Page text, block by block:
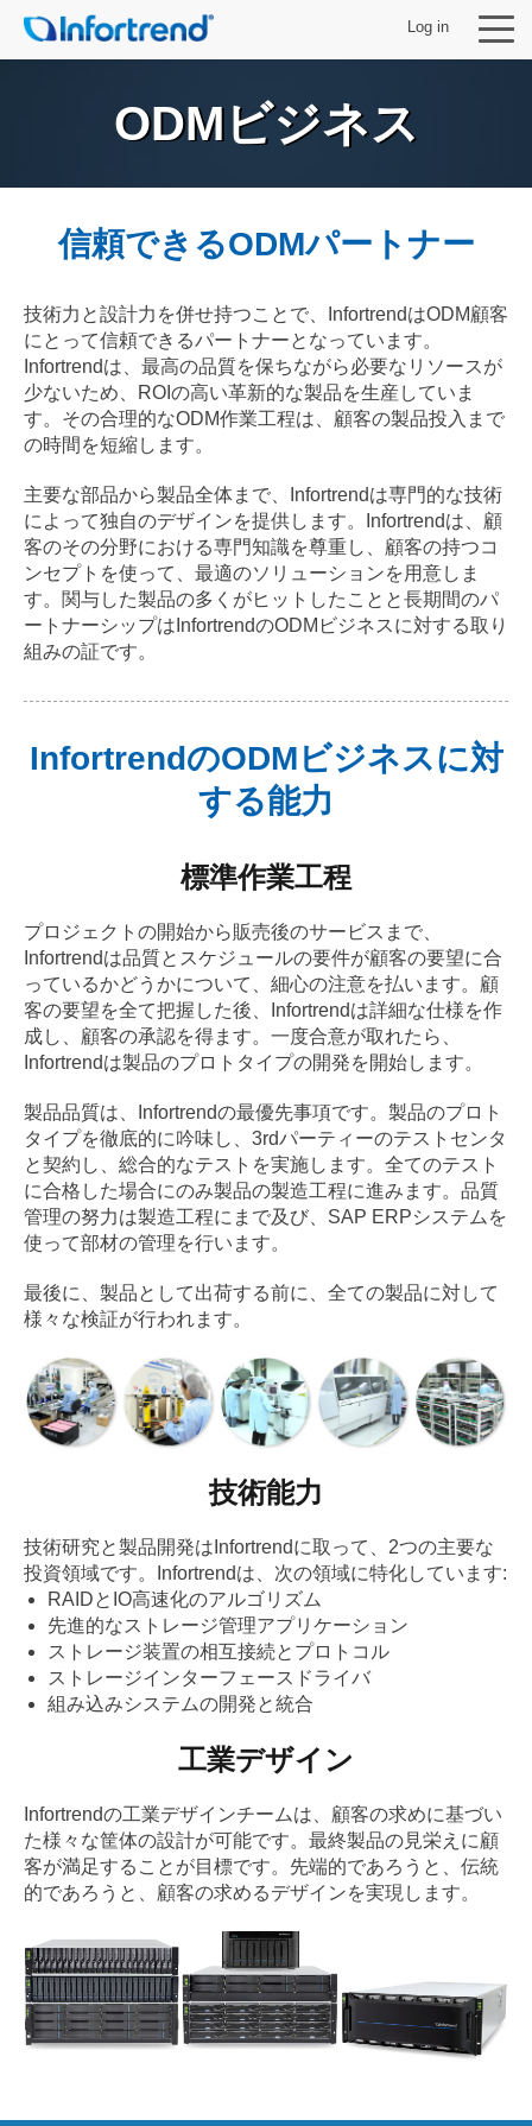
Log in
ODMビジネス
信頼できるODMパートナー
技術力と設計力を併せ持つことで、InfortrendはODM顧客
にとって信頼できるパートナーとなっています。
Infortrendは、最高の品質を保ちながら必要なリソースが
少ないため、ROIの高い革新的な製品を生産していま
す。その合理的なODM作業工程は、顧客の製品投入まで
の時間を短縮します。
主要な部品から製品全体まで、Infortrendは専門的な技術
によって独自のデザインを提供します。Infortrendは、顧
客のその分野における専門知識を尊重し、顧客の持つコ
ンセプトを使って、最適のソリューションを用意しま
す。関与した製品の多くがヒットしたことと長期間のパ
ートナーシップはInfortrendのODMビジネスに対する取り
組みの証です。
InfortrendのODMビジネスに対
する能力
標準作業工程
プロジェクトの開始から販売後のサービスまで、
Infortrendは品質とスケジュールの要件が顧客の要望に合
っているかどうかについて、細心の注意を払います。顧
客の要望を全て把握した後、Infortrendは詳細な仕様を作
成し、顧客の承認を得ます。一度合意が取れたら、
Infortrendは製品のプロトタイプの開発を開始します。
製品品質は、Infortrendの最優先事項です。製品のプロト
タイプを徹底的に吟味し、3rdパーティーのテストセンタ
と契約し、総合的なテストを実施します。全てのテスト
に合格した場合にのみ製品の製造工程に進みます。品質
管理の努力は製造工程にまで及び、SAP ERPシステムを
使って部材の管理を行います。
最後に、製品として出荷する前に、全ての製品に対して
様々な検証が行われます。
技術能力
技術研究と製品開発はInfortrendに取って、2つの主要な
投資領域です。Infortrendは、次の領域に特化しています:
RAIDとIO高速化のアルゴリズム
先進的なストレージ管理アプリケーション
ストレージ装置の相互接続とプロトコル
ストレージインターフェースドライバ
組み込みシステムの開発と統合
工業デザイン
Infortrendの工業デザインチームは、顧客の求めに基づい
た様々な筐体の設計が可能です。最終製品の見栄えに顧
客が満足することが目標です。先端的であろうと、伝統
的であろうと、顧客の求めるデザインを実現します。
ソリューション
サポート
パートナー
Infortrendについて